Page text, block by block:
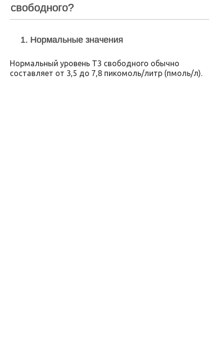
свободного?
1. Нормальные значения
Нормальный уровень Т3 свободного обычно
составляет от 3,5 до 7,8 пикомоль/литр (пмоль/л).